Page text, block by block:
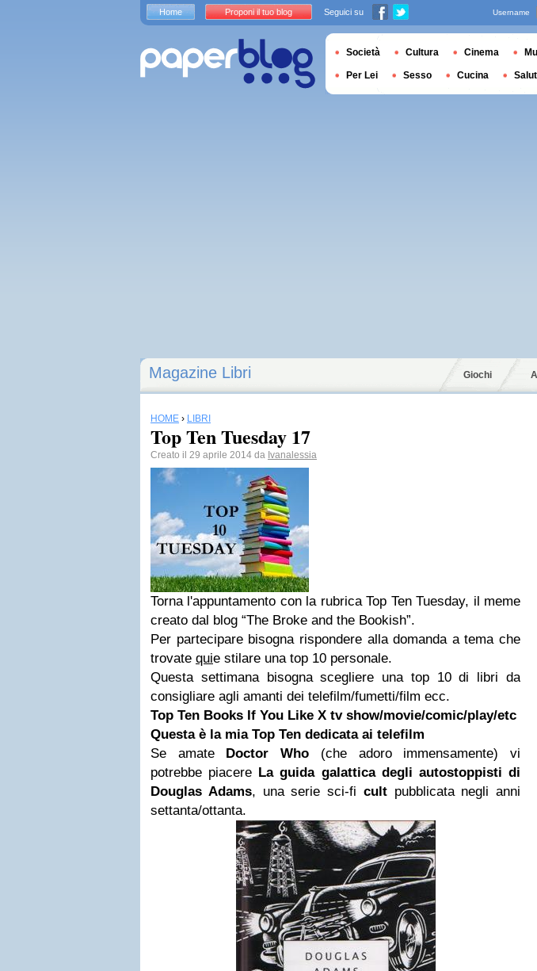
Magazine Libri Giochi
HOME › LIBRI
Top Ten Tuesday 17
Creato il 29 aprile 2014 da Ivanalessia
Torna l'appuntamento con la rubrica Top Ten Tuesday, il meme
creato dal blog “The Broke and the Bookish”.
Per partecipare bisogna rispondere alla domanda a tema che
trovate quie stilare una top 10 personale.
Questa settimana bisogna scegliere una top 10 di libri da
consigliare agli amanti dei telefilm/fumetti/film ecc.
Top Ten Books If You Like X tv show/movie/comic/play/etc
Questa è la mia Top Ten dedicata ai telefilm
Se amate Doctor Who (che adoro immensamente) vi
potrebbe piacere La guida galattica degli autostoppisti di
Douglas Adams, una serie sci-fi cultpubblicata negli anni
settanta/ottanta.
Home Proponi il tuo blog Seguici su Username
Società Cultura Cinema
Per Lei Sesso Cucina